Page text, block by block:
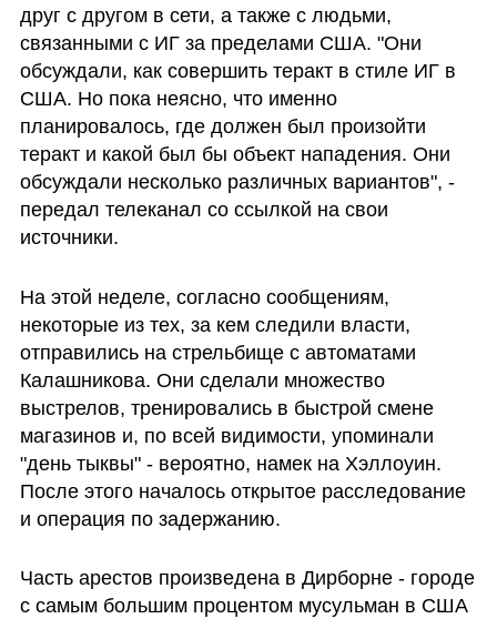
друг с другом в сети, а также с людьми,
связанными с ИГ за пределами США. "Они
обсуждали, как совершить теракт в стиле ИГ в
США. Но пока неясно, что именно
планировалось, где должен был произойти
теракт и какой был бы объект нападения. Они
обсуждали несколько различных вариантов", -
передал телеканал со ссылкой на свои
источники.
На этой неделе, согласно сообщениям,
некоторые из тех, за кем следили власти,
отправились на стрельбище с автоматами
Калашникова. Они сделали множество
выстрелов, тренировались в быстрой смене
магазинов и, по всей видимости, упоминали
"день тыквы" - вероятно, намек на Хэллоуин.
После этого началось открытое расследование
и операция по задержанию.
Часть арестов произведена в Дирборне - городе
с самым большим процентом мусульман в США